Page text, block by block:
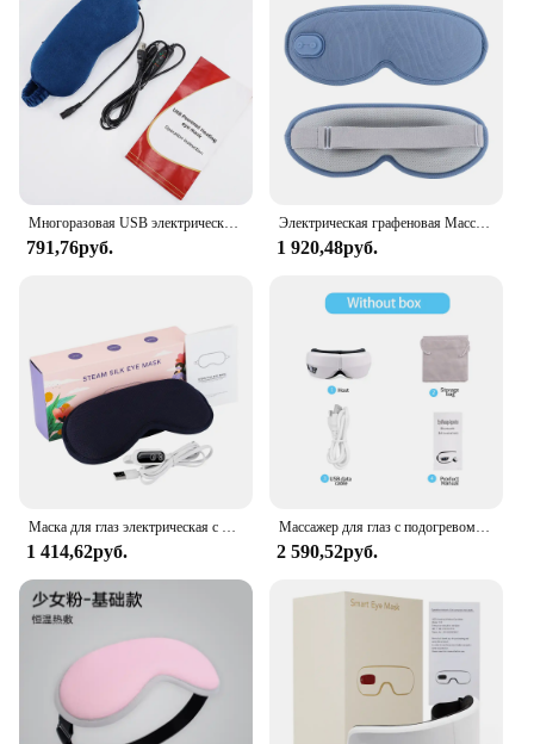
791,76руб.
Электрическая графеновая Массажная маска для глаз с горячим компрессом, 5 режимов вибрации, 3-уровневый массажер для глаз с подогревом, маска для снятия усталости и сна
1 920,48руб.
1 414,62руб.
Массажер для глаз с подогревом умная подушка безопасности Вибрация Уход за глазами горячий компресс музыкальный массаж глаз Релаксация усталость складной портативный
2 590,52руб.